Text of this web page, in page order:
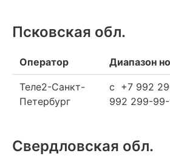
Псковская обл.
Оператор Диапазон
Теле2-Санкт-
Петербург
c +7 992
992 299-
Свердловская обл.